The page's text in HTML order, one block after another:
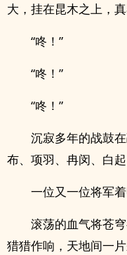
大，挂在昆木之上，
“咚！”
“咚！”
“咚！”
沉寂多年的战鼓
布、项羽、冉闵、白
一位又一位将军
滚荡的血气将苍
猎猎作响，天地间一片